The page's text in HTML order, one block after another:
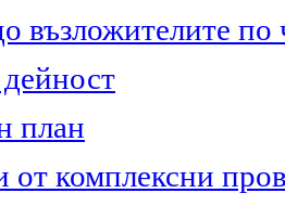
възложителите по
план
от комплексни